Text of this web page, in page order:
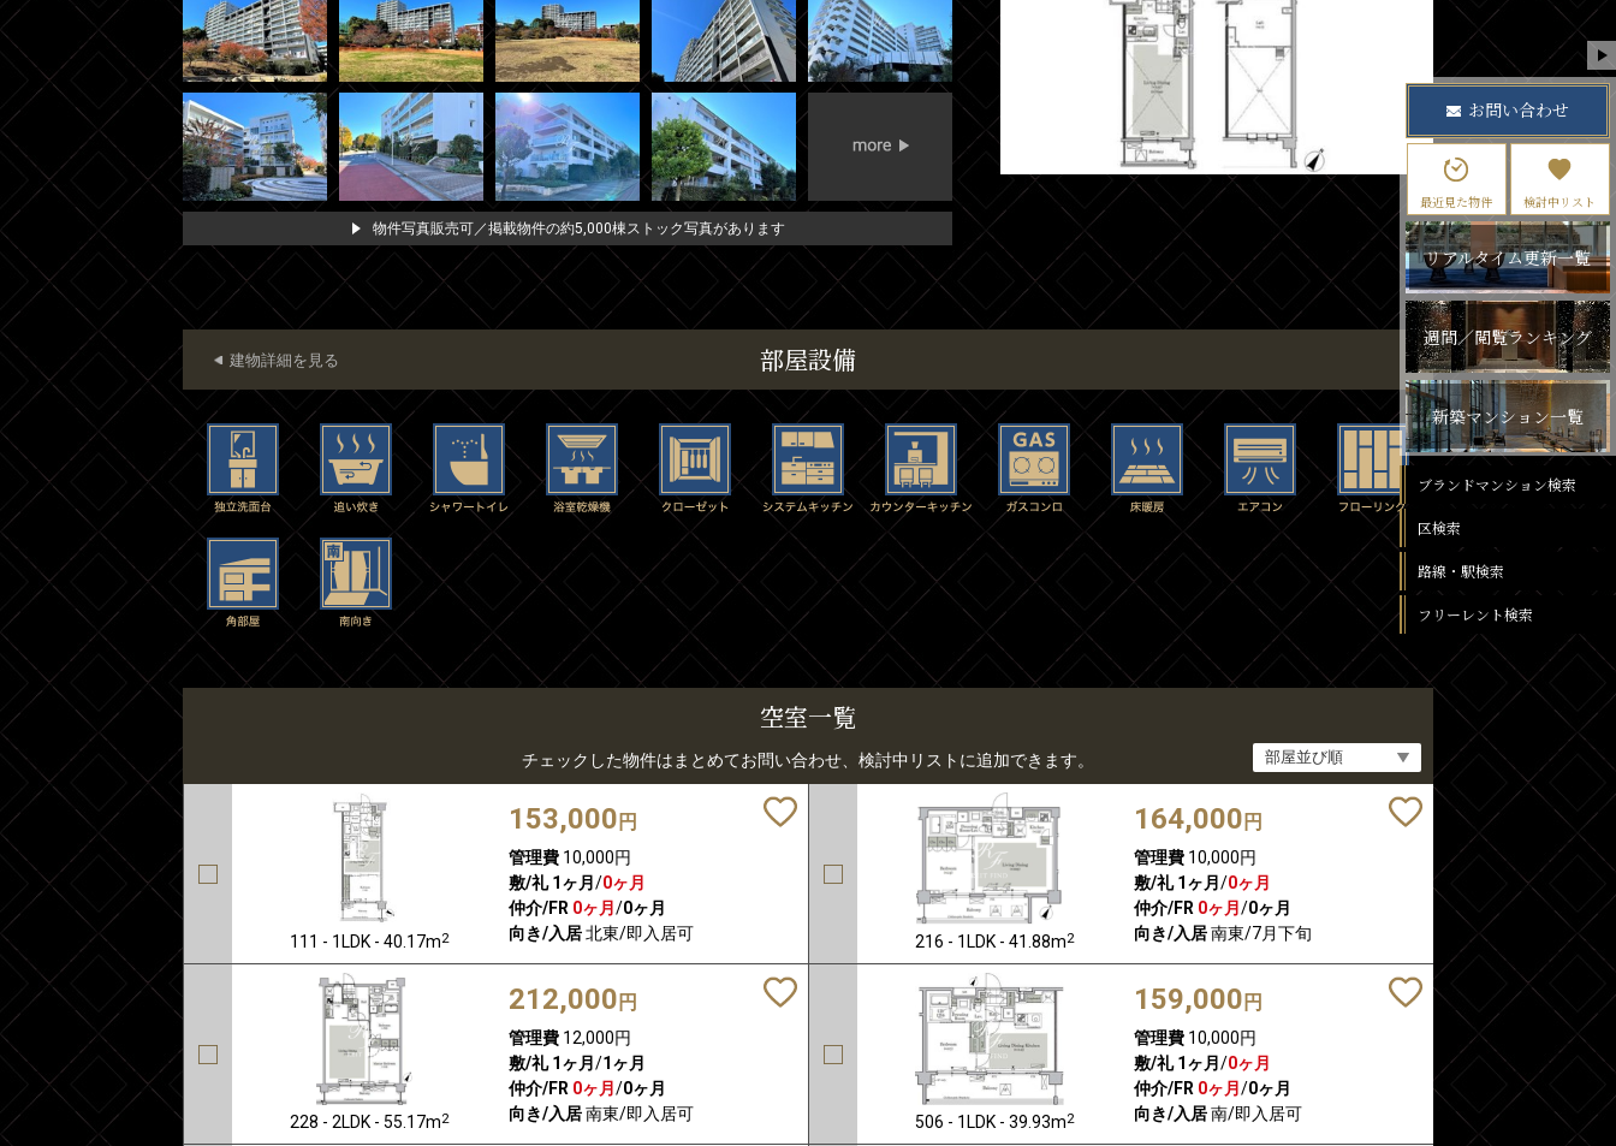
物件写真販売可／掲載物件の約5,000棟ストック写真があります
部屋設備
建物詳細を見る
空室一覧
チェックした物件はまとめてお問い合わせ、検討中リストに追加できます。
111 - 1LDK - 40.17m2
153,000 円
管理費10,000円
敷/礼 1ヶ月 /0ヶ月
仲介/FR 0ヶ月 /0ヶ月
向き/入居北東/即入居可 216 - 1LDK - 41.88m2
164,000 円
管理費10,000円
敷/礼 1ヶ月 /0ヶ月
仲介/FR 0ヶ月 /0ヶ月
向き/入居南東/7月下旬
228 - 2LDK - 55.17m2
212,000 円
管理費12,000円
敷/礼 1ヶ月 /1ヶ月
仲介/FR 0ヶ月 /0ヶ月
向き/入居南東/即入居可 506 - 1LDK - 39.93m2
159,000 円
管理費10,000円
敷/礼 1ヶ月 /0ヶ月
仲介/FR 0ヶ月 /0ヶ月
向き/入居南/即入居可
お問い合わせ
最近見た物件 検討中リスト
リアルタイム更新一覧
週間／閲覧ランキング
新築マンション一覧
ブランドマンション検索
区検索
路線・駅検索
フリーレント検索